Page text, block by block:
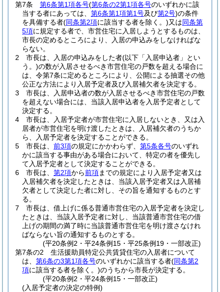
第7条
第6条第1項各号(第6条の2第1項各号のいずれかに該
当する者にあっては、 第6条第1項第1号及び第2号)の条件
を具備する者(同条第2項に該当する者を除く。)又は同条第
5項に規定する者で、市営住宅に入居しようとするものは、
市長の定めるところにより、入居の申込みをしなければな
らない。
2
市長は、入居の申込みをした者(以下「入居申込者」とい
う。)の数が入居させるべき市営住宅の戸数を超える場合に
は、令第7条に定めるところにより、公開による抽選その他
公正な方法により入居予定者及び入居補欠者を決定する。
3
市長は、入居申込者の数が入居させるべき市営住宅の戸数
を超えない場合には、当該入居申込者を入居予定者として
決定する。
4
市長は、入居予定者が市営住宅に入居しないとき、又は入
居者が市営住宅を明け渡したときは、入居補欠者のうちか
ら、入居予定者を決定することができる。
5
市長は、 前3項の規定にかかわらず、 第5条各号のいずれ
かに該当する事由がある場合において、特定の者を優先し
て入居予定者として決定することができる。
6
市長は、 第2項から前項までの規定により入居予定者又は
入居補欠者を決定したときは、当該入居予定者又は入居補
欠者として決定した者に対し、その旨を通知するものとす
る。
7
市長は、借上げに係る普通市営住宅の入居予定者を決定し
たときは、当該入居予定者に対し、当該普通市営住宅の借
上げの期間の満了時に当該普通市営住宅を明け渡さなけれ
ばならない旨の通知するものとする。
(平20条例2・平24条例15・平25条例19・一部改正)
第7条の2
生活援助員特定公共賃貸住宅の入居者について
は、 第6条の3第1項各号のいずれかに該当する者(同条第2
項に該当する者を除く。)のうちから市長が決定する。
(平20条例2・平24条例15・一部改正)
(入居予定者の決定の特例)